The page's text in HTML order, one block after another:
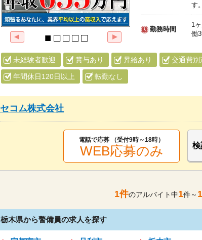
す
勤務時間
1
働
未経験者歓迎 賞与あり 昇給あり 交通費別
年間休日120日以上 転勤なし
セコム株式会社
電話で応募 （受付9時～18時）
WEB応募のみ 検
1件のアルバイト中1件～ 1
栃木県から警備員の求人を探す